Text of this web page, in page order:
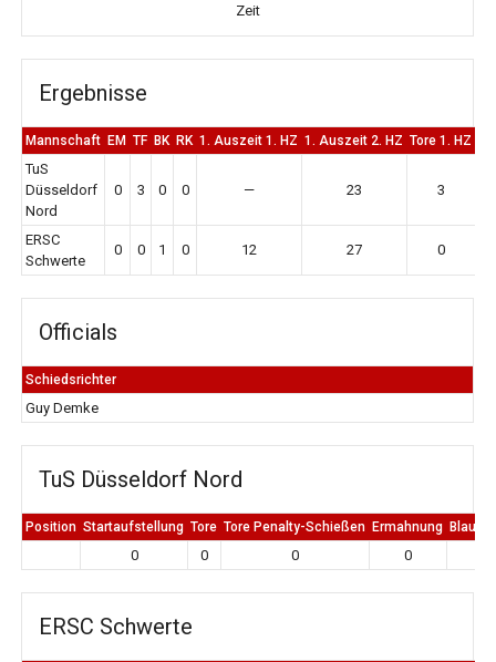
Zeit
Ergebnisse
Mannschaft EM TF BK RK 1. Auszeit 1. HZ 1. Auszeit 2. HZ Tore 1. HZ
TuS
Düsseldorf
Nord
0 3 0 0 — 23 3
ERSC
Schwerte
0 0 1 0 12 27 0
Officials
Schiedsrichter
Guy Demke
TuS Düsseldorf Nord
Position Startaufstellung Tore Tore Penalty-Schießen Ermahnung Blaue
0 0 0 0
ERSC Schwerte